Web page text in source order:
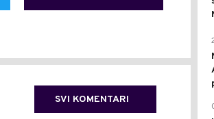
SVI KOMENTARI